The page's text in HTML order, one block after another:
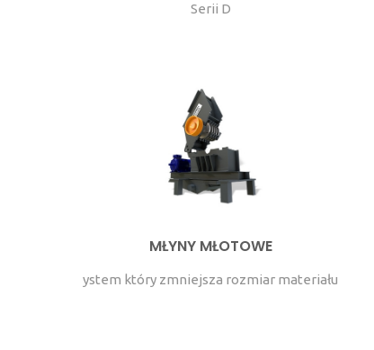
Serii D
MŁYNY MŁOTOWE
ystem który zmniejsza rozmiar materiału